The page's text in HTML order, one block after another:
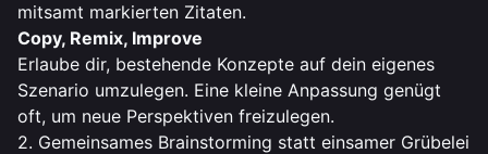
mitsamt markierten Zitaten.
Copy, Remix, Improve
Erlaube dir, bestehende Konzepte auf dein eigenes
Szenario umzulegen. Eine kleine Anpassung genügt
oft, um neue Perspektiven freizulegen.
2. Gemeinsames Brainstorming statt einsamer Grübelei